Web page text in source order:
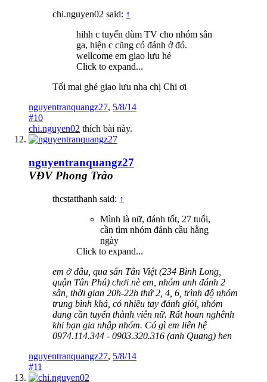
chi.nguyen02 said: ↑
hihh c tuyển dùm TV cho nhóm sân
ga, hiện c cũng có đánh ở đó.
wellcome em giao lưu hé
Click to expand...
Tối mai ghé giao lưu nha chị Chi ơi
nguyentranquangz27, 5/8/14
#10
chi.nguyen02 thích bài này.
nguyentranquangz27
VĐV Phong Trào
thcstatthanh said: ↑
Mình là nữ, đánh tốt, 27 tuổi,
cần tìm nhóm đánh cầu hằng
ngày
Click to expand...
em ở đâu, qua sân Tân Việt (234 Bình Long,
quận Tân Phú) chơi nè em, nhóm anh đánh 2
sân, thời gian 20h-22h thứ 2, 4, 6, trình độ nhóm
trung bình khá, có nhiều tay đánh giỏi, nhóm
đang cần tuyển thành viên nữ. Rất hoan nghênh
khi bạn gia nhập nhóm. Có gì em liên hệ
0974.114.344 - 0903.320.316 (anh Quang) hen
nguyentranquangz27, 5/8/14
#11